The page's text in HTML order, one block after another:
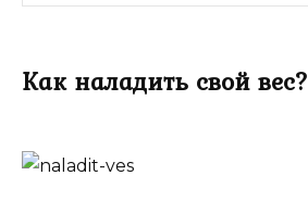
Как наладить свой вес?